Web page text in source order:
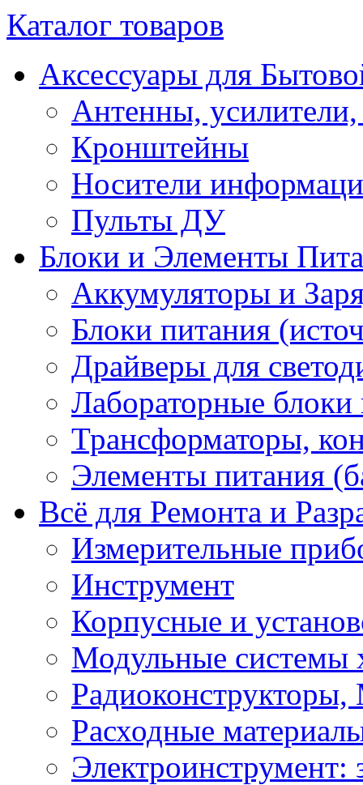
Каталог товаров
Аксессуары для
Антенны, усилители,
Кронштейны
Носители
Пульты ДУ
Блоки и Элементы
Аккумуляторы и
Блоки питания
Драйверы для
Лабораторные блоки
Трансформаторы,
Элементы питания
Всё для Ремонта и
Измерительные
Инструмент
Корпусные и
Модульные системы
Расходные
Электроинструмент: